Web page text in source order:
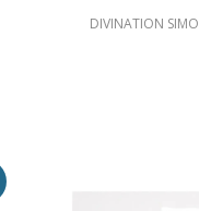
DIVINATION